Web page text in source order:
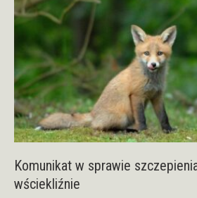
Komunikat w sprawie
wściekliźnie